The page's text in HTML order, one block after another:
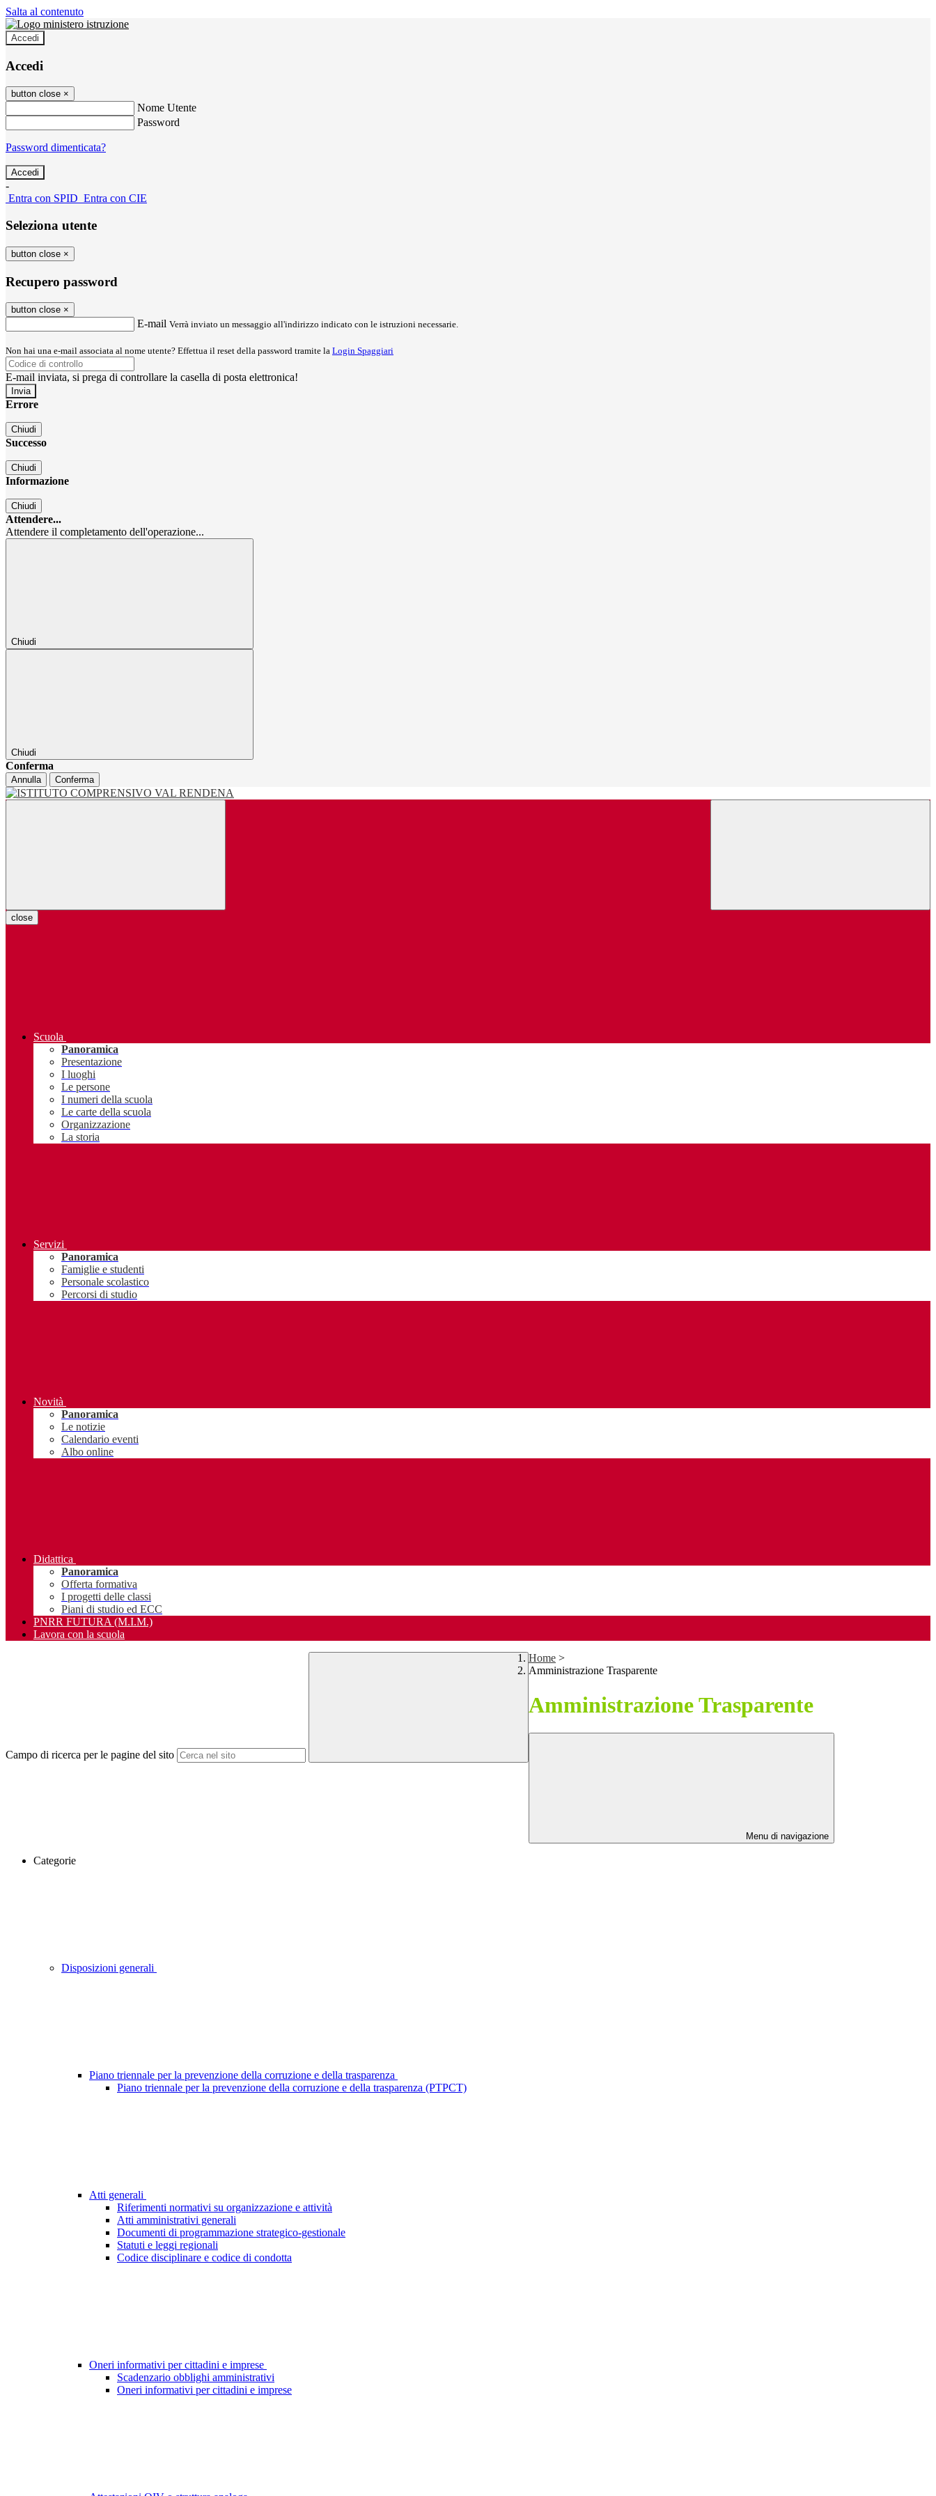
Salta al contenuto
Accedi
Accedi
button close ×
Nome Utente
Password
Password dimenticata?
-
Entra con SPID Entra con CIE
Seleziona utente
button close ×
Recupero password
button close ×
E-mail Verrà inviato un messaggio all'indirizzo indicato con le istruzioni necessarie.
Non hai una e-mail associata al nome utente? Effettua il reset della password tramite la Login Spaggiari
E-mail inviata, si prega di controllare la casella di posta elettronica!
Errore
Chiudi
Successo
Chiudi
Informazione
Chiudi
Attendere...
Attendere il completamento dell'operazione...
Chiudi
Chiudi
Conferma
Annulla Conferma
close
Scuola
Panoramica
Presentazione
I luoghi
Le persone
I numeri della scuola
Le carte della scuola
Organizzazione
La storia
Servizi
Panoramica
Famiglie e studenti
Personale scolastico
Percorsi di studio
Novità
Panoramica
Le notizie
Calendario eventi
Albo online
Didattica
Panoramica
Offerta formativa
I progetti delle classi
Piani di studio ed ECC
PNRR FUTURA (M.I.M.)
Lavora con la scuola
Campo di ricerca per le pagine del sito
Home >
Amministrazione Trasparente
Amministrazione Trasparente
Menu di navigazione
Categorie
Disposizioni generali
Piano triennale per la prevenzione della corruzione e della trasparenza
Piano triennale per la prevenzione della corruzione e della trasparenza (PTPCT)
Atti generali
Riferimenti normativi su organizzazione e attività
Atti amministrativi generali
Documenti di programmazione strategico-gestionale
Statuti e leggi regionali
Codice disciplinare e codice di condotta
Oneri informativi per cittadini e imprese
Scadenzario obblighi amministrativi
Oneri informativi per cittadini e imprese